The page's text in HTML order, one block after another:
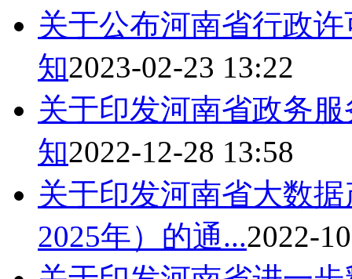
关于公布河南省行政
知2023-02-23 13:22
关于印发河南省政务
知2022-12-28 13:58
关于印发河南省大数
2025年）的通...2022-